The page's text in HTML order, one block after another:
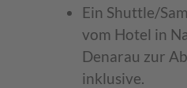
Ein Shuttle/
vom Hotel in
Denarau zur
inklusive.